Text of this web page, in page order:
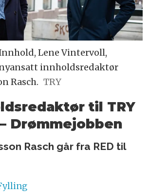
Lene Vintervoll,
innholdsredaktør
Rasch. TRY
til TRY
Drømmejobben
Rasch går fra RED til